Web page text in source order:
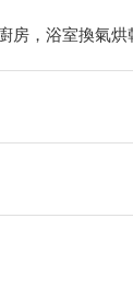
房，浴室換氣